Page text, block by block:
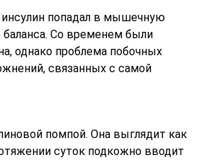
попадал в мышечную
баланса. Со временем были
однако проблема побочных
связанных с самой
помпой. Она выглядит как
суток подкожно вводит